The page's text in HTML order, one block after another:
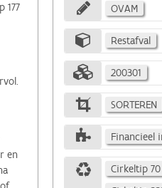
177
en
OVAM
Restafval
200301
SORTEREN
Financieel
Cirkeltip 70